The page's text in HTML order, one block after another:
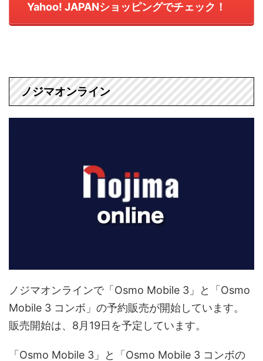
Yahoo! JAPANショッピングでチェック！
ノジマオンライン
ノジマオンラインで「Osmo Mobile 3」と「Osmo
Mobile 3 コンボ」の予約販売が開始しています。
販売開始は、8月19日を予定しています。
「Osmo Mobile 3」と「Osmo Mobile 3 コンボの